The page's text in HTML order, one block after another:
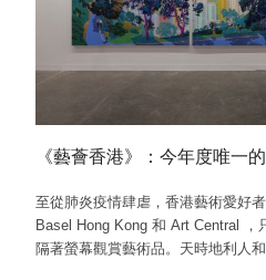
《藝薈香港》：今年度唯一
至從肺炎疫情肆虐，香港藝術愛好
Basel Hong Kong 和 Art Central ，
隔著螢幕觀賞藝術品。天時地利人